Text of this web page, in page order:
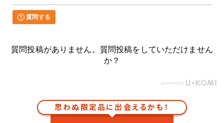
質問する
質問投稿がありません。質問投稿をしていただけません
か？
思わぬ限定品に出会えるかも！